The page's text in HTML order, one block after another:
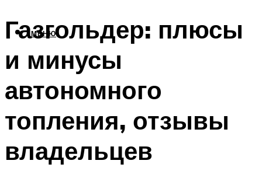
МЕНЮ
Газгольдер: плюсы
и минусы
автономного
топления, отзывы
владельцев